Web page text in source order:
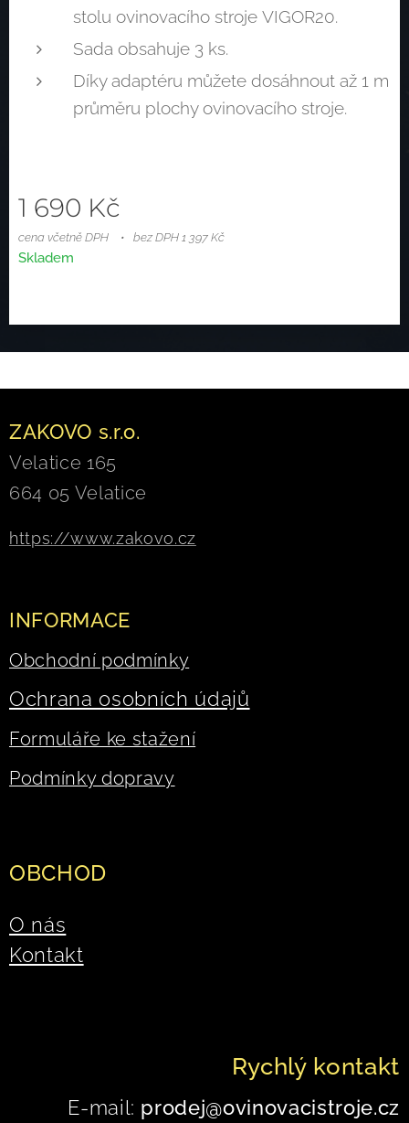
stolu ovinovacího stroje VIGOR20.
Sada obsahuje 3 ks.
Díky adaptéru můžete dosáhnout až 1 m
průměru plochy ovinovacího stroje.
1 690 Kč
cena včetně DPH bez DPH 1 397 Kč
Skladem
ZAKOVO s.r.o.
Velatice 165
664 05 Velatice
https://www.zakovo.cz
INFORMACE
Obchodní podmínky
Ochrana osobních údajů
Formuláře ke stažení
Podmínky dopravy
OBCHOD
O nás
Kontakt
Rychlý kontakt
E-mail: prodej@ovinovacistroje.cz